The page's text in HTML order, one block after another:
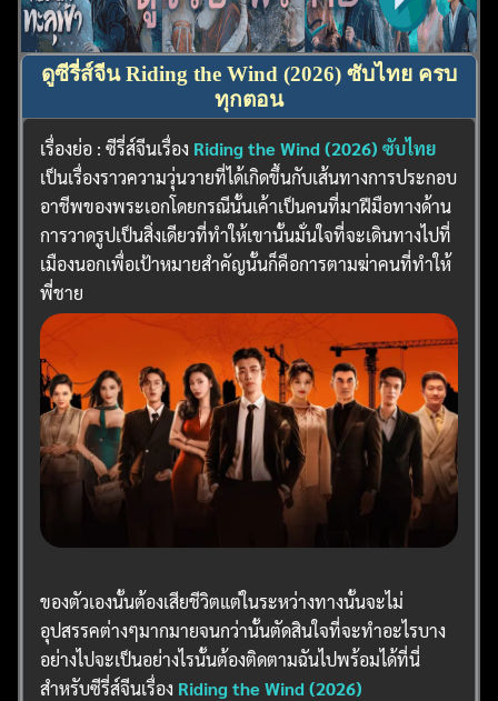
ดูซีรี่ส์จีน Riding the Wind (2026) ซับไทย ครบ
ทุกตอน
เรื่องย่อ : ซีรี่ส์จีนเรื่อง Riding the Wind (2026) ซับไทย
เป็นเรื่องราวความวุ่นวายที่ได้เกิดขึ้นกับเส้นทางการประกอบ
อาชีพของพระเอกโดยกรณีนั้นเค้าเป็นคนที่มาฝีมือทางด้าน
การวาดรูปเป็นสิ่งเดียวที่ทำให้เขานั้นมั่นใจที่จะเดินทางไปที่
เมืองนอกเพื่อเป้าหมายสำคัญนั้นก็คือการตามฆ่าคนที่ทำให้
พี่ชาย
ของตัวเองนั้นต้องเสียชีวิตแต่ในระหว่างทางนั้นจะไม่
อุปสรรคต่างๆมากมายจนกว่านั้นตัดสินใจที่จะทำอะไรบาง
อย่างไปจะเป็นอย่างไรนั้นต้องติดตามฉันไปพร้อมได้ที่นี่
สำหรับซีรี่ส์จีนเรื่อง Riding the Wind (2026)